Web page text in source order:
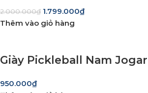
2.000.000₫ 1.799.000₫
Thêm vào giỏ hàng
Giày Pickleball Nam
950.000₫